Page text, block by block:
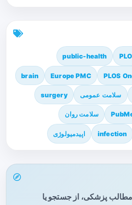
public-health
PLOS
Europe PMC
brain
سلامت عمومی surgery
سلامت روان
infection اپیدمیولوژی
مطالب پزشکی، از جستجو یا